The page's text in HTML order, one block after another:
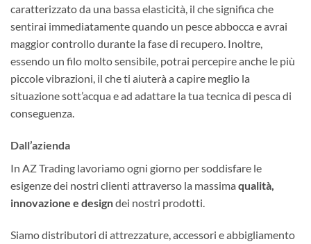
caratterizzato da una bassa elasticità, il che significa che
sentirai immediatamente quando un pesce abbocca e avrai
maggior controllo durante la fase di recupero. Inoltre,
essendo un filo molto sensibile, potrai percepire anche le più
piccole vibrazioni, il che ti aiuterà a capire meglio la
situazione sott’acqua e ad adattare la tua tecnica di pesca di
conseguenza.
Dall’azienda
In AZ Trading lavoriamo ogni giorno per soddisfare le
esigenze dei nostri clienti attraverso la massima qualità,
innovazione e designdei nostri prodotti.
Siamo distributori di attrezzature, accessori e abbigliamento